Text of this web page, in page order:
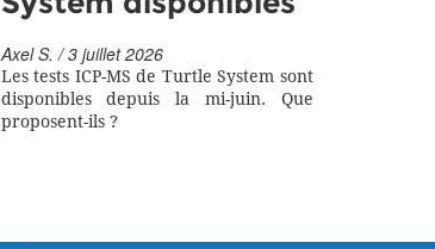
Axel S. / 3 juillet 2026
Les tests ICP-MS de Turtle System sont
disponibles depuis la mi-juin. Que
proposent-ils ?